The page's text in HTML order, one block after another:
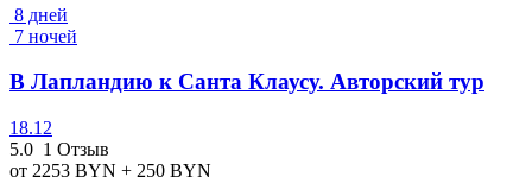
8 дней
7 ночей
В Лапландию к Санта Клаусу. Авторский тур
18.12
5.0 1 Отзыв
от 2253 BYN + 250 BYN